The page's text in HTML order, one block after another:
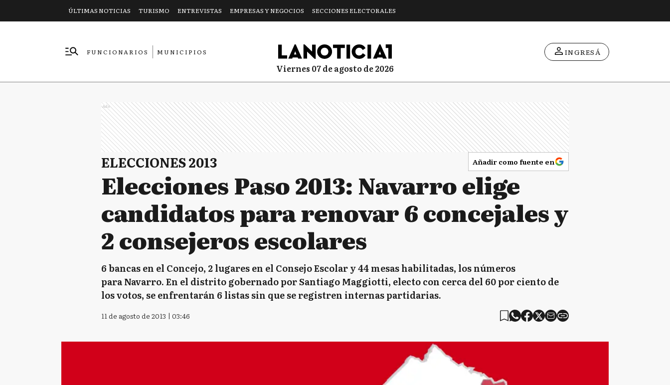
ÚLTIMAS NOTICIAS TURISMO ENTREVISTAS EMPRESAS Y NEGOCIOS SECCIONES ELECTORALES
FUNCIONARIOS
MUNICIPIOS
viernes 07 de agosto de 2026
INGRESÁ
Ads
ELECCIONES 2013 Añadir como fuente en
Elecciones Paso 2013: Navarro elige
candidatos para renovar 6 concejales y
2 consejeros escolares
6 bancas en el Concejo, 2 lugares en el Consejo Escolar y 44 mesas habilitadas, los números
para Navarro. En el distrito gobernado por Santiago Maggiotti, electo con cerca del 60 por ciento de
los votos, se enfrentarán 6 listas sin que se registren internas partidarias.
11 de agosto de 2013 | 03:46